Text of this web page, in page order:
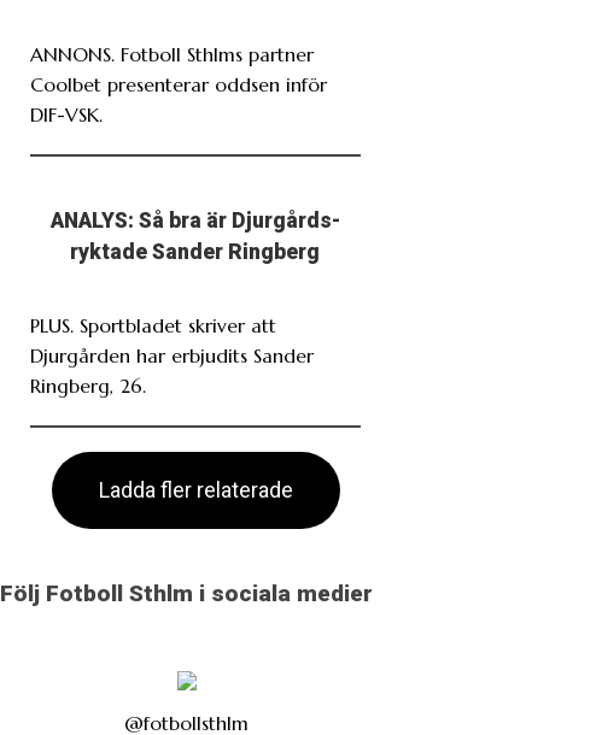
ANNONS. Fotboll Sthlms partner
Coolbet presenterar oddsen inför
DIF-VSK.
ANALYS: Så bra är Djurgårds-
ryktade Sander Ringberg
PLUS. Sportbladet skriver att
Djurgården har erbjudits Sander
Ringberg, 26.
Ladda fler relaterade
Följ Fotboll Sthlm i sociala medier
@fotbollsthlm